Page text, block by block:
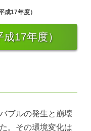
成17年度）
17年度）
ブルの発生と崩壊
。その環境変化は